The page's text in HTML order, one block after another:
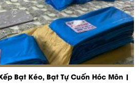
Bạt Kéo, Bạt Tự Cuốn Hóc Môn |